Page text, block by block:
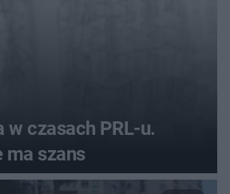
w czasach PRL-u.
ma szans